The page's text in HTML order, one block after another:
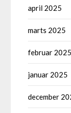
april 2025
marts 2025
februar 2025
januar 2025
december